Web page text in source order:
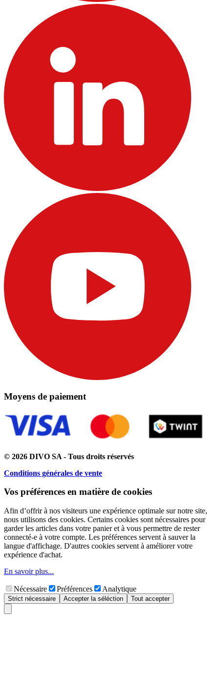
Moyens de paiement
© 2026 DIVO SA - Tous droits réservés
Conditions générales de vente
Vos préférences en matière de cookies
Afin d’offrir à nos visiteurs une expérience optimale sur notre site,
nous utilisons des cookies. Certains cookies sont nécessaires pour
garder les articles dans votre panier et à vous permettre de rester
connecté-e à votre compte. Les préférences servent à sauver la
langue d'affichage. D'autres cookies servent à améliorer votre
expérience d'achat.
En savoir plus...
Nécessaire Préférences Analytique
Strict nécessaire Accepter la séléction Tout accepter